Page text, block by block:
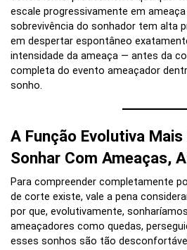
escale progressivamente em
sobrevivência do sonhador tem alta
em despertar espontâneo
intensidade da ameaça — antes da
completa do evento ameaçador
sonho.
A Função Evolutiva
Sonhar Com Ameaças,
Para compreender completamente
de corte existe, vale a pena
por que, evolutivamente,
ameaçadores como quedas,
esses sonhos são tão